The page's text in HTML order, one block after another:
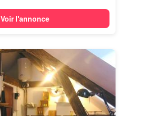
Voir l'annonce